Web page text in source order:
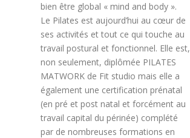
bien être global « mind and body ».
Le Pilates est aujourd’hui au cœur de
ses activités et tout ce qui touche au
travail postural et fonctionnel. Elle est,
non seulement, diplômée PILATES
MATWORK de Fit studio mais elle a
également une certification prénatal
(en pré et post natal et forcément au
travail capital du périnée) complété
par de nombreuses formations en